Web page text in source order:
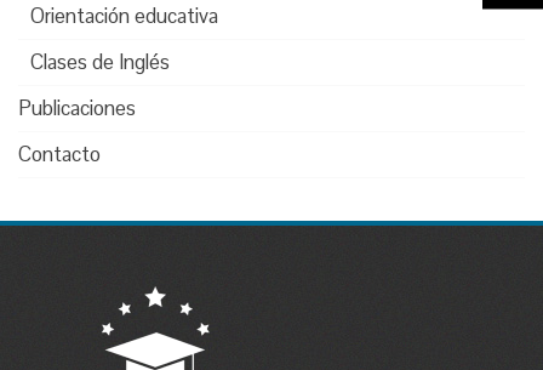
Orientación educativa
Clases de Inglés
Publicaciones
Contacto